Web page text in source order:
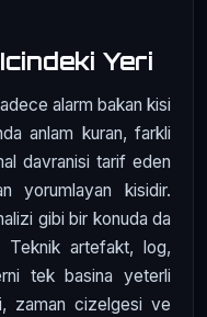
Yeri
alarm bakan kisi
anlam kuran, farkli
davranisi tarif eden
yorumlayan kisidir.
gibi bir konuda da
Teknik artefakt, log,
tek basina yeterli
zaman cizelgesi ve